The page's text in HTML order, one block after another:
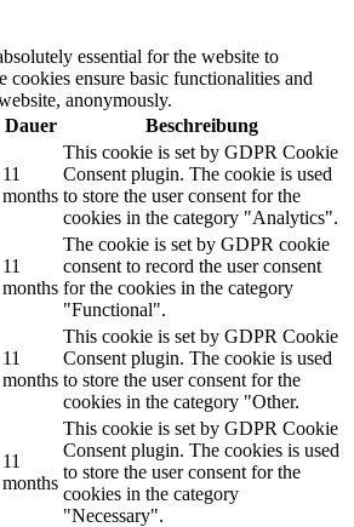
essential for the website to
cookies ensure basic functionalities and
anonymously.
Dauer Beschreibung
11
months
This cookie is set by GDPR Cookie
Consent plugin. The cookie is used
to store the user consent for the
cookies in the category "Analytics".
11
months
The cookie is set by GDPR cookie
consent to record the user consent
for the cookies in the category
"Functional".
11
months
This cookie is set by GDPR Cookie
Consent plugin. The cookie is used
to store the user consent for the
cookies in the category "Other.
11
months
This cookie is set by GDPR Cookie
Consent plugin. The cookies is used
to store the user consent for the
cookies in the category
"Necessary".